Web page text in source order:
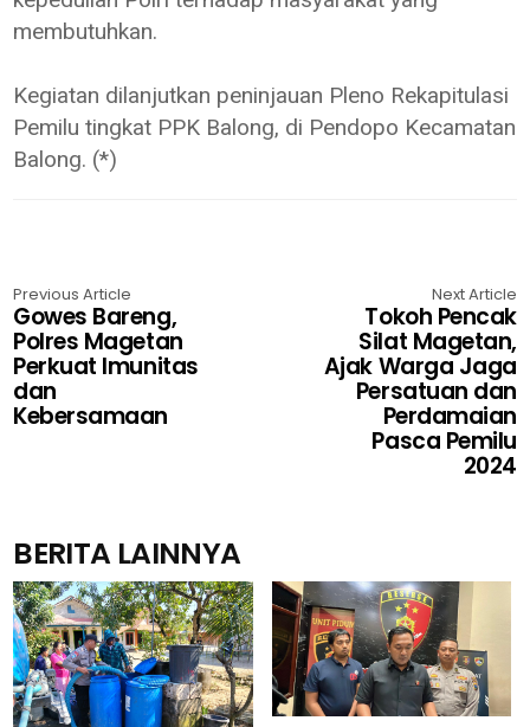
membutuhkan.
Kegiatan dilanjutkan peninjauan Pleno Rekapitulasi
Pemilu tingkat PPK Balong, di Pendopo Kecamatan
Balong. (*)
Previous Article
Gowes Bareng,
Polres Magetan
Perkuat Imunitas
dan
Kebersamaan
Next Article
Tokoh Pencak
Silat Magetan,
Ajak Warga Jaga
Persatuan dan
Perdamaian
Pasca Pemilu
2024
BERITA LAINNYA